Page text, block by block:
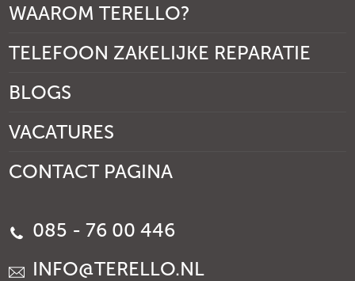
WAAROM TERELLO?
TELEFOON ZAKELIJKE REPARATIE
BLOGS
VACATURES
CONTACT PAGINA
085 - 76 00 446
INFO@TERELLO.NL